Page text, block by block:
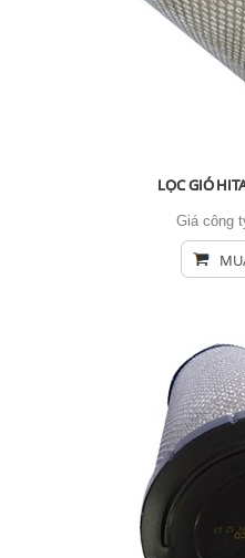
LỌC GIÓ
Giá công